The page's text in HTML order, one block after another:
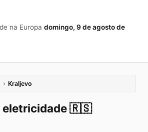
na Europa domingo, 9 de agosto de
› Kraljevo
eletricidade🇷🇸